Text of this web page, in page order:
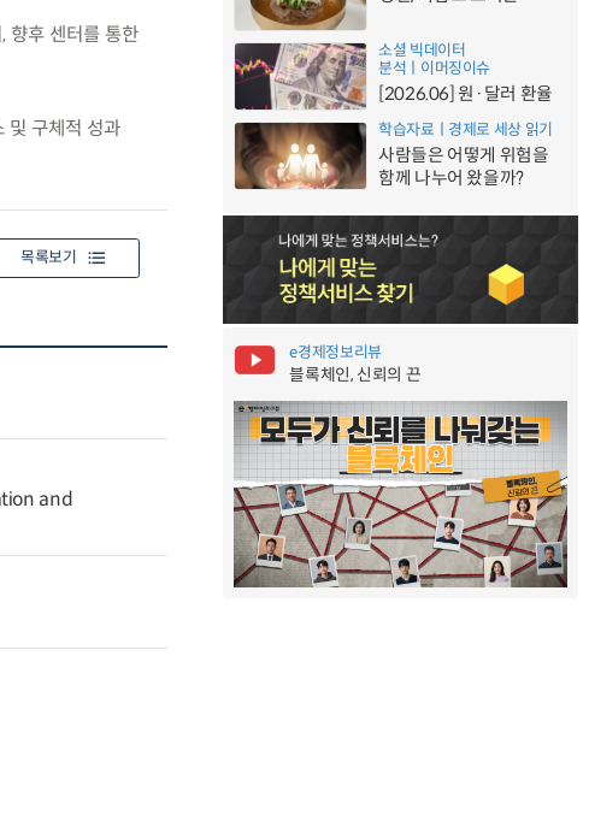
향후 센터를 통한
및 구체적 성과
목록보기
and
소셜 빅데이터
분석ㅣ이머징이슈
[2026.06] 원·달러 환율
학습자료ㅣ경제로 세상 읽기
사람들은 어떻게 위험을
함께 나누어 왔을까?
e경제정보리뷰
블록체인, 신뢰의 끈